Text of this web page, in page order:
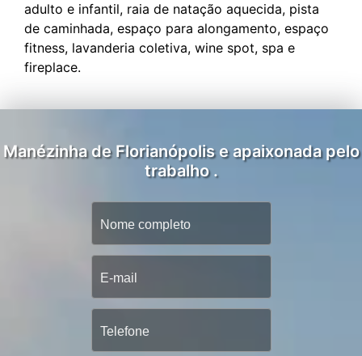
adulto e infantil, raia de natação aquecida, pista
de caminhada, espaço para alongamento, espaço
fitness, lavanderia coletiva, wine spot, spa e
Manézinha de Florianópolis e apaixonada pelo
trabalho .